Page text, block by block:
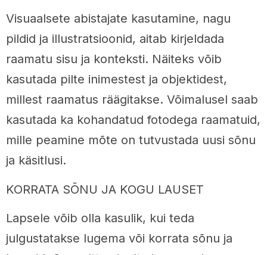
Visuaalsete abistajate kasutamine, nagu
pildid ja illustratsioonid, aitab kirjeldada
raamatu sisu ja konteksti. Näiteks võib
kasutada pilte inimestest ja objektidest,
millest raamatus räägitakse. Võimalusel saab
kasutada ka kohandatud fotodega raamatuid,
mille peamine mõte on tutvustada uusi sõnu
ja käsitlusi.
KORRATA SÕNU JA KOGU LAUSET
Lapsele võib olla kasulik, kui teda
julgustatakse lugema või korrata sõnu ja